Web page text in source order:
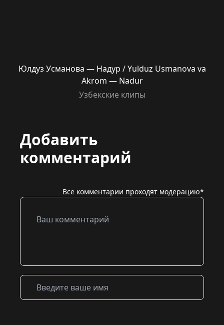
Юлдуз Усманова — Надур / Yulduz Usmanova va
Akrom — Nadur
Узбекские клипы
Добавить
комментарий
Все комментарии проходят модерацию*